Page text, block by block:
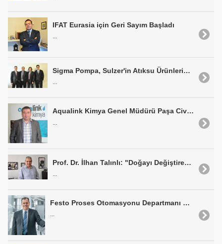
IFAT Eurasia için Geri Sayım Başladı
...
Sigma Pompa, Sulzer'in Atıksu Ürünlerinin Distribütörlüğünü Üstlendi
...
Aqualink Kimya Genel Müdürü Paşa Civantürk: "Lejyonella'ya Dikkat"
Prof. Dr. İlhan Talınlı: "Doğayı Değiştirecek Hiçbir Erk Yoktur"
...
Festo Proses Otomasyonu Departmanı Müdürü Dr. Eckhard Roos: "Atıksuyu Çöp Olarak Görmemeliyiz"
...